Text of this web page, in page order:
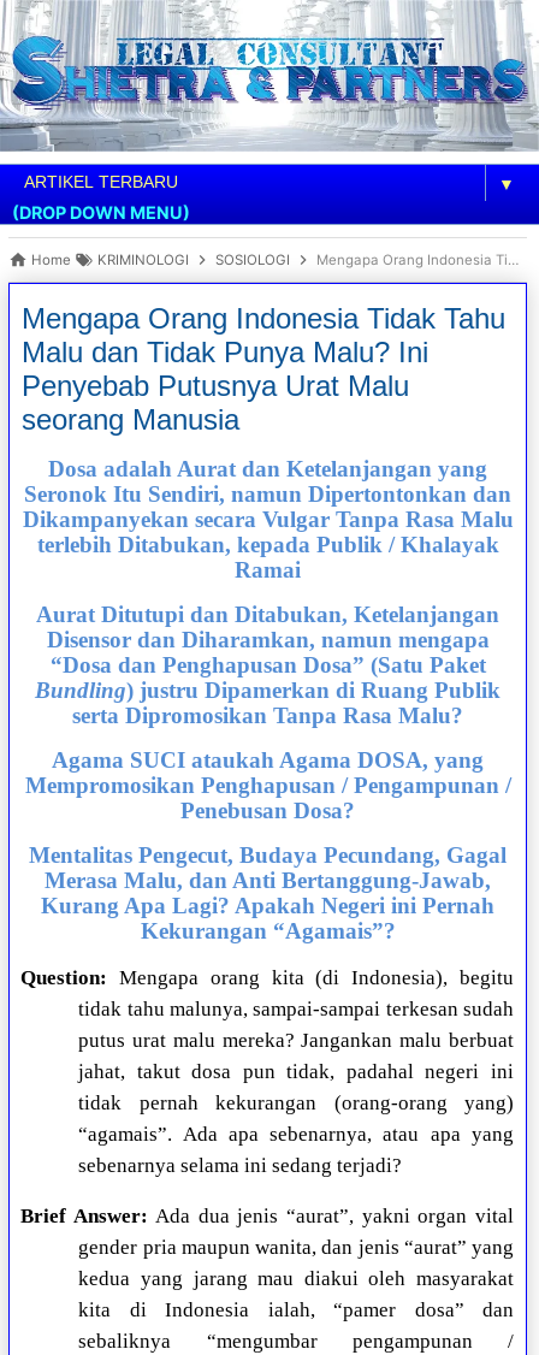
▼
(DROP DOWN MENU)
Home KRIMINOLOGI SOSIOLOGI Mengapa Orang Indonesia Tidak Tahu Malu dan Tidak Punya Malu? Ini Penyebab Putusnya Urat Malu seorang Manusia
Mengapa Orang Indonesia Tidak Tahu
Malu dan Tidak Punya Malu? Ini
Penyebab Putusnya Urat Malu
seorang Manusia
Dosa adalah Aurat dan Ketelanjangan yang
Seronok Itu Sendiri, namun Dipertontonkan dan
Dikampanyekan secara Vulgar Tanpa Rasa Malu
terlebih Ditabukan, kepada Publik / Khalayak
Ramai
Aurat Ditutupi dan Ditabukan, Ketelanjangan
Disensor dan Diharamkan, namun mengapa
“Dosa dan Penghapusan Dosa” (Satu Paket
Bundling) justru Dipamerkan di Ruang Publik
serta Dipromosikan Tanpa Rasa Malu?
Agama SUCI ataukah Agama DOSA, yang
Mempromosikan Penghapusan / Pengampunan /
Penebusan Dosa?
Mentalitas Pengecut, Budaya Pecundang, Gagal
Merasa Malu, dan Anti Bertanggung-Jawab,
Kurang Apa Lagi? Apakah Negeri ini Pernah
Kekurangan “Agamais”?
Question: Mengapa orang kita (di Indonesia), begitu
tidak tahu malunya, sampai-sampai terkesan sudah
putus urat malu mereka? Jangankan malu berbuat
jahat, takut dosa pun tidak, padahal negeri ini
tidak pernah kekurangan (orang-orang yang)
“agamais”. Ada apa sebenarnya, atau apa yang
sebenarnya selama ini sedang terjadi?
Brief Answer: Ada dua jenis “aurat”, yakni organ vital
gender pria maupun wanita, dan jenis “aurat” yang
kedua yang jarang mau diakui oleh masyarakat
kita di Indonesia ialah, “pamer dosa” dan
sebaliknya “mengumbar pengampunan /